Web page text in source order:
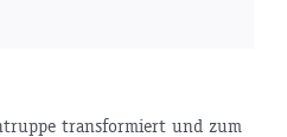
transformiert und zum